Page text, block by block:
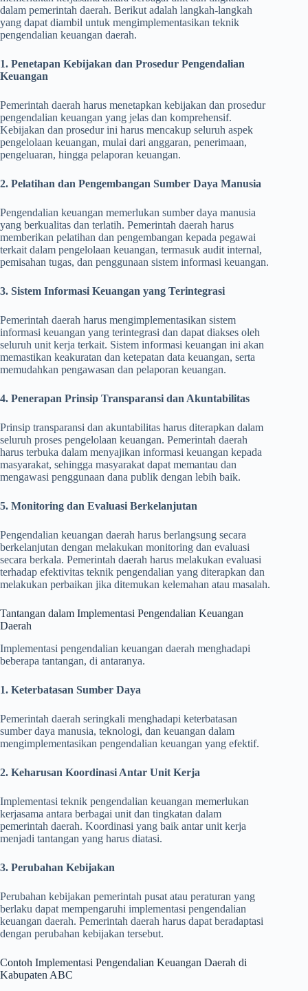
dalam pemerintah daerah. Berikut adalah langkah-langkah
yang dapat diambil untuk mengimplementasikan teknik
pengendalian keuangan daerah.
1. Penetapan Kebijakan dan Prosedur Pengendalian
Keuangan
Pemerintah daerah harus menetapkan kebijakan dan prosedur
pengendalian keuangan yang jelas dan komprehensif.
Kebijakan dan prosedur ini harus mencakup seluruh aspek
pengelolaan keuangan, mulai dari anggaran, penerimaan,
pengeluaran, hingga pelaporan keuangan.
2. Pelatihan dan Pengembangan Sumber Daya Manusia
Pengendalian keuangan memerlukan sumber daya manusia
yang berkualitas dan terlatih. Pemerintah daerah harus
memberikan pelatihan dan pengembangan kepada pegawai
terkait dalam pengelolaan keuangan, termasuk audit internal,
pemisahan tugas, dan penggunaan sistem informasi keuangan.
3. Sistem Informasi Keuangan yang Terintegrasi
Pemerintah daerah harus mengimplementasikan sistem
informasi keuangan yang terintegrasi dan dapat diakses oleh
seluruh unit kerja terkait. Sistem informasi keuangan ini akan
memastikan keakuratan dan ketepatan data keuangan, serta
memudahkan pengawasan dan pelaporan keuangan.
4. Penerapan Prinsip Transparansi dan Akuntabilitas
Prinsip transparansi dan akuntabilitas harus diterapkan dalam
seluruh proses pengelolaan keuangan. Pemerintah daerah
harus terbuka dalam menyajikan informasi keuangan kepada
masyarakat, sehingga masyarakat dapat memantau dan
mengawasi penggunaan dana publik dengan lebih baik.
5. Monitoring dan Evaluasi Berkelanjutan
Pengendalian keuangan daerah harus berlangsung secara
berkelanjutan dengan melakukan monitoring dan evaluasi
secara berkala. Pemerintah daerah harus melakukan evaluasi
terhadap efektivitas teknik pengendalian yang diterapkan dan
melakukan perbaikan jika ditemukan kelemahan atau masalah.
Tantangan dalam Implementasi Pengendalian Keuangan
Daerah
Implementasi pengendalian keuangan daerah menghadapi
beberapa tantangan, di antaranya.
1. Keterbatasan Sumber Daya
Pemerintah daerah seringkali menghadapi keterbatasan
sumber daya manusia, teknologi, dan keuangan dalam
mengimplementasikan pengendalian keuangan yang efektif.
2. Keharusan Koordinasi Antar Unit Kerja
Implementasi teknik pengendalian keuangan memerlukan
kerjasama antara berbagai unit dan tingkatan dalam
pemerintah daerah. Koordinasi yang baik antar unit kerja
menjadi tantangan yang harus diatasi.
3. Perubahan Kebijakan
Perubahan kebijakan pemerintah pusat atau peraturan yang
berlaku dapat mempengaruhi implementasi pengendalian
keuangan daerah. Pemerintah daerah harus dapat beradaptasi
dengan perubahan kebijakan tersebut.
Contoh Implementasi Pengendalian Keuangan Daerah di
Kabupaten ABC